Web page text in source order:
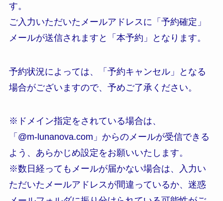
す。
ご入力いただいたメールアドレスに「予約確定」
メールが送信されますと「本予約」となります。
予約状況によっては、「予約キャンセル」となる
場合がございますので、予めご了承ください。
※ドメイン指定をされている場合は、
「@m-lunanova.com」からのメールが受信できる
よう、あらかじめ設定をお願いいたします。
※数日経ってもメールが届かない場合は、入力い
ただいたメールアドレスが間違っているか、迷惑